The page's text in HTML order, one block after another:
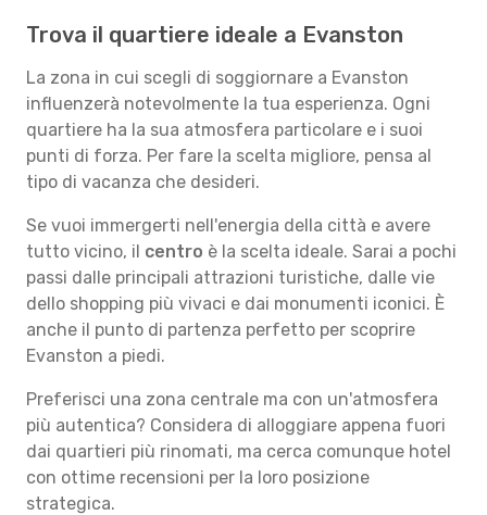
Trova il quartiere ideale a Evanston
La zona in cui scegli di soggiornare a Evanston
influenzerà notevolmente la tua esperienza. Ogni
quartiere ha la sua atmosfera particolare e i suoi
punti di forza. Per fare la scelta migliore, pensa al
tipo di vacanza che desideri.
Se vuoi immergerti nell'energia della città e avere
tutto vicino, il centro è la scelta ideale. Sarai a pochi
passi dalle principali attrazioni turistiche, dalle vie
dello shopping più vivaci e dai monumenti iconici. È
anche il punto di partenza perfetto per scoprire
Evanston a piedi.
Preferisci una zona centrale ma con un'atmosfera
più autentica? Considera di alloggiare appena fuori
dai quartieri più rinomati, ma cerca comunque hotel
con ottime recensioni per la loro posizione
strategica.